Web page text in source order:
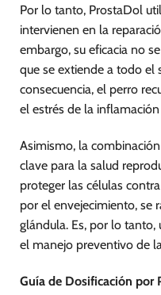
Por lo tanto, ProstaDol
intervienen en la
embargo, su eficacia no
que se extiende a todo el
consecuencia, el perro
el estrés de la
Asimismo, la
clave para la salud
proteger las células
por el envejecimiento, se
glándula. Es, por lo tanto,
el manejo preventivo de
Guía de Dosificación por